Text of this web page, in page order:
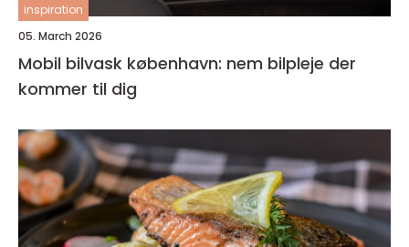
inspiration
05. March 2026
Mobil bilvask københavn: nem bilpleje der
kommer til dig